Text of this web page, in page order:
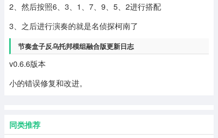
2、然后按照6、3、1、7、9、5、2进行搭配
3、之后进行演奏的就是名侦探柯南了
节奏盒子反乌托邦模组融合版更新日志
v0.6.6版本
小的错误修复和改进。
同类推荐